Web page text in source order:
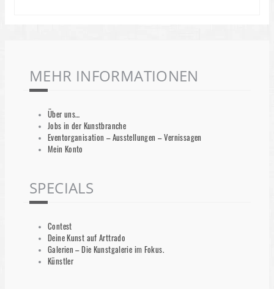
MEHR INFORMATIONEN
Über uns…
Jobs in der Kunstbranche
Eventorganisation – Ausstellungen – Vernissagen
Mein Konto
SPECIALS
Contest
Deine Kunst auf Arttrado
Galerien – Die Kunstgalerie im Fokus.
Künstler